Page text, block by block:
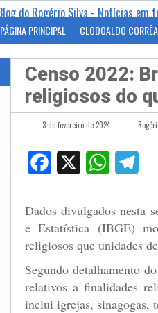
PÁGINA PRINCIPAL CLODOALDO CORRÊA
Censo 2022:
religiosos do
3 de fevereiro de 2024
Facebook WhatsApp
Dados divulgados nesta
e Estatística (IBGE)
religiosos que unidades
Segundo detalhamento
relativos a finalidades
inclui igrejas, sinagogas,